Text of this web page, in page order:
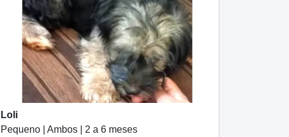
Loli
Pequeno | Ambos | 2 a 6 meses